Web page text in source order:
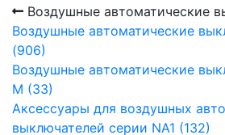
Воздушные автоматические
Воздушные автоматические
(906)
Воздушные автоматические
М (33)
Аксессуары для воздушных
выключателей серии NA1 (132)